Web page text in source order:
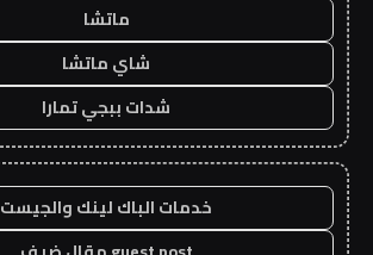
ماتشا
شاي ماتشا
شدات ببجي تمارا
خدمات الباك لينك والجيست